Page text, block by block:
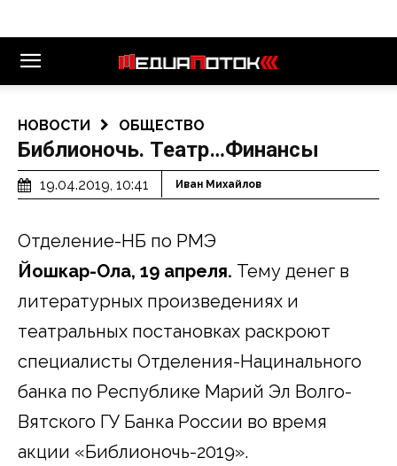
НОВОСТИ ОБЩЕСТВО
Библионочь. Театр…Финансы
19.04.2019, 10:41 Иван Михайлов
Отделение-НБ по РМЭ
Йошкар-Ола, 19 апреля. Тему денег в
литературных произведениях и
театральных постановках раскроют
специалисты Отделения-Нацинального
банка по Республике Марий Эл Волго-
Вятского ГУ Банка России во время
акции «Библионочь-2019».